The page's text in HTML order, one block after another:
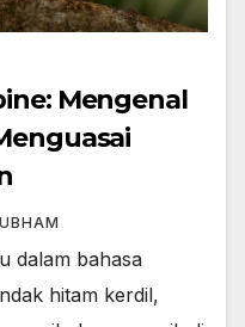
Mengenal
dalam bahasa
hitam kerdil,